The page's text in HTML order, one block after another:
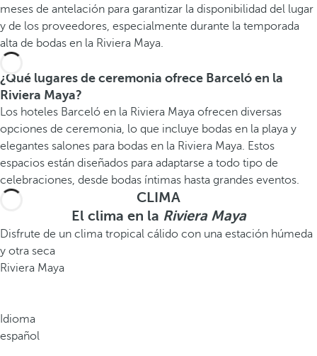
meses de antelación para garantizar la disponibilidad del lugar
y de los proveedores, especialmente durante la temporada
alta de bodas en la Riviera Maya.
¿Qué lugares de ceremonia ofrece Barceló en la
Riviera Maya?
Los hoteles Barceló en la Riviera Maya ofrecen diversas
opciones de ceremonia, lo que incluye bodas en la playa y
elegantes salones para bodas en la Riviera Maya. Estos
espacios están diseñados para adaptarse a todo tipo de
celebraciones, desde bodas íntimas hasta grandes eventos.
CLIMA
El clima en la Riviera Maya
Disfrute de un clima tropical cálido con una estación húmeda
y otra seca
Riviera Maya
Idioma
español